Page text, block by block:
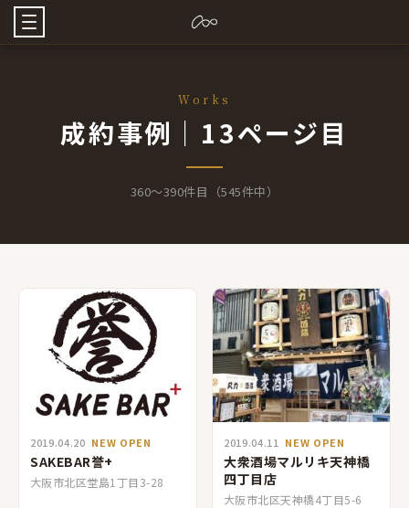
Works
成約事例｜13ページ目
360〜390件目（545件中）
2019.04.20 NEW OPEN
SAKEBAR誉+
大阪市北区堂島1丁目3-28
2019.04.11 NEW OPEN
大衆酒場マルリキ天神橋
四丁目店
大阪市北区天神橋4丁目5-6